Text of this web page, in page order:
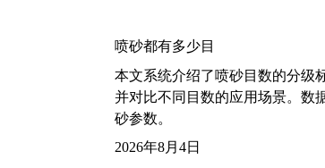
喷砂都有多少目
本文系统介绍了喷砂目数的分级
并对比不同目数的应用场景。数
砂参数。
2026年8月4日